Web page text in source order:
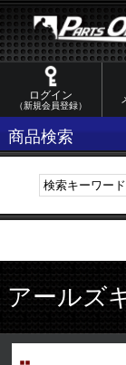
ログイン
（新規会員登録）
商品検索
アールズ